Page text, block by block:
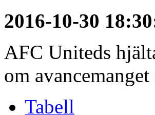
2016-10-30 18:30
AFC Uniteds
om
Tabell